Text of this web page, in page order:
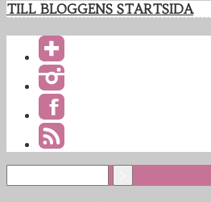
TILL BLOGGENS STARTSIDA